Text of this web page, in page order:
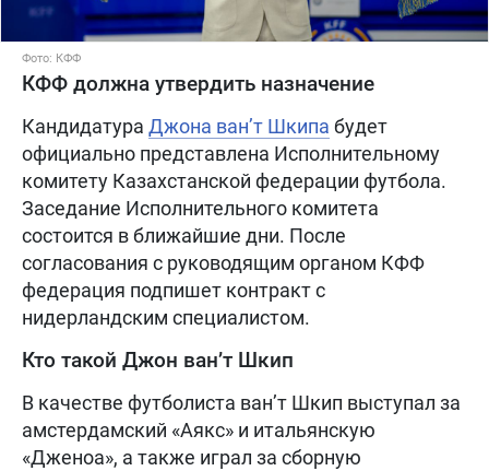
Фото: КФФ
КФФ должна утвердить назначение
Кандидатура Джона ван’т Шкипа будет
официально представлена Исполнительному
комитету Казахстанской федерации футбола.
Заседание Исполнительного комитета
состоится в ближайшие дни. После
согласования с руководящим органом КФФ
федерация подпишет контракт с
нидерландским специалистом.
Кто такой Джон ван’т Шкип
В качестве футболиста ван’т Шкип выступал за
амстердамский «Аякс» и итальянскую
«Дженоа», а также играл за сборную